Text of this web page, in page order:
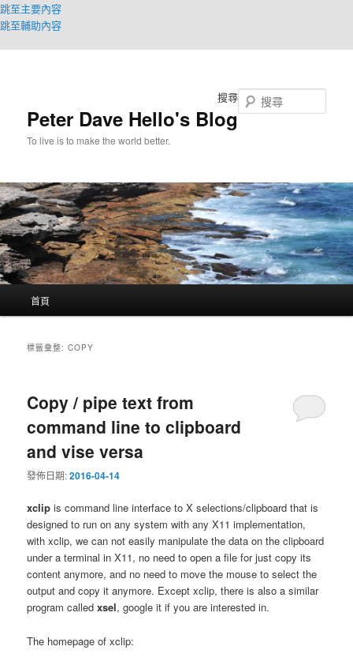
跳至主要內容
跳至輔助內容
Peter Dave Hello's Blog
To live is to make the world better.
搜尋
首頁
標籤彙整:COPY
Copy / pipe text from
command line to clipboard
and vise versa
發佈日期:2016-04-14
xclip is command line interface to X selections/clipboard that is
designed to run on any system with any X11 implementation,
with xclip, we can not easily manipulate the data on the clipboard
under a terminal in X11, no need to open a file for just copy its
content anymore, and no need to move the mouse to select the
output and copy it anymore. Except xclip, there is also a similar
program calledxsel, google it if you are interested in.
The homepage of xclip: